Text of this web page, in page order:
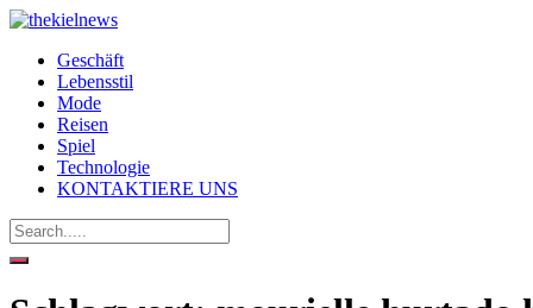
Geschäft
Lebensstil
Mode
Reisen
Spiel
Technologie
KONTAKTIERE UNS